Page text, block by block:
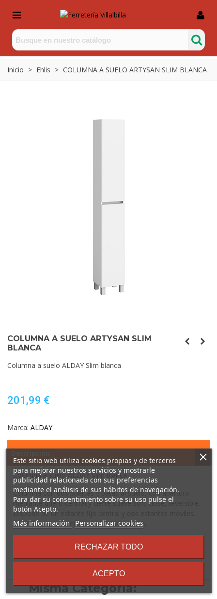
Inicio > Ehlis > COLUMNA A SUELO ARTYSAN SLIM BLANCA
COLUMNA A SUELO ARTYSAN SLIM
BLANCA
Columna a suelo ALDAY Slim blanca
201,99 €
Marca: ALDAY
Columna a suelo ALDAY Slim blanca
Columna con dos puertas y patas al suelo, con apertura
mediante uñero central y cierre suave soft-close, reversible.
Dispone de un estante fijo central y dos estantes móviles.
Se entrega premontada, en un único bulto.
16 Otros Productos En La
Misma Categoría:
Este sitio web utiliza cookies propias y de terceros
para mejorar nuestros servicios y mostrarle
publicidad relacionada con sus preferencias
mediante el análisis de sus hábitos de navegación.
Para dar su consentimiento sobre su uso pulse el
botón Acepto.
Más información
sobre
términos
condiciones
Personalizar cookies
RECHAZAR TODO
ACEPTO